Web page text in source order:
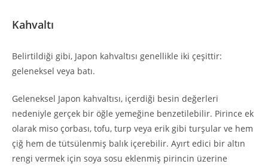
Kahvaltı
Belirtildiği gibi, Japon kahvaltısı genellikle iki çeşittir:
geleneksel veya batı.
Geleneksel Japon kahvaltısı, içerdiği besin değerleri
nedeniyle gerçek bir öğle yemeğine benzetilebilir. Pirince ek
olarak miso çorbası, tofu, turp veya erik gibi turşular ve hem
çiğ hem de tütsülenmiş balık içerebilir. Ayırt edici bir altın
rengi vermek için soya sosu eklenmiş pirincin üzerine